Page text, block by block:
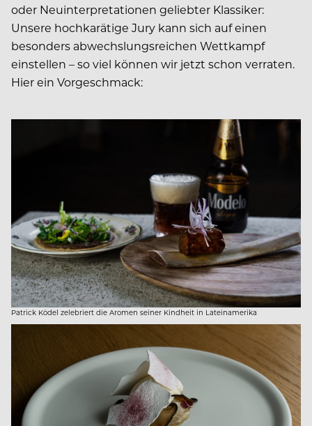
oder Neuinterpretationen geliebter Klassiker:
Unsere hochkarätige Jury kann sich auf einen
besonders abwechslungsreichen Wettkampf
einstellen – so viel können wir jetzt schon verraten.
Hier ein Vorgeschmack:
Patrick Ködel zelebriert die Aromen seiner Kindheit in Lateinamerika